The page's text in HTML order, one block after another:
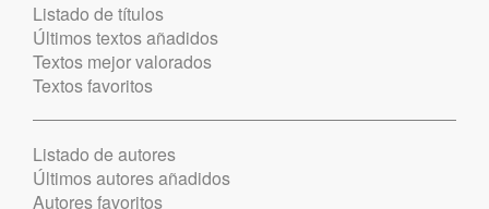
Listado de títulos
Últimos textos añadidos
Textos mejor valorados
Textos favoritos
Listado de autores
Últimos autores añadidos
Autores favoritos